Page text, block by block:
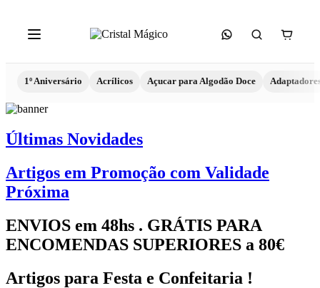
1º Aniversário Acrílicos Açucar para Algodão Doce
Últimas Novidades
Artigos em Promoção com Validade
Próxima
ENVIOS em 48hs . GRÁTIS PARA
ENCOMENDAS SUPERIORES a 80€
Artigos para Festa e Confeitaria !